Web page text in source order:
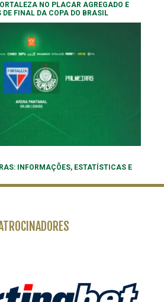
NO PLACAR AGREGADO E
FINAL DA COPA DO BRASIL
INFORMAÇÕES, ESTATÍSTICAS E